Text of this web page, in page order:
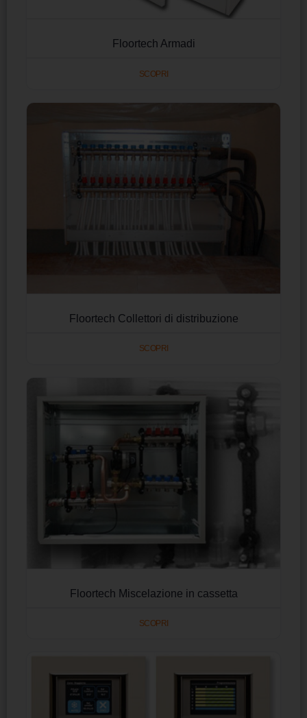
Floortech Armadi
SCOPRI
Floortech Collettori di distribuzione
SCOPRI
Floortech Miscelazione in cassetta
SCOPRI